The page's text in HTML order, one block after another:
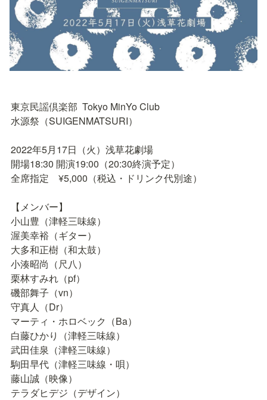
東京民謡倶楽部  Tokyo MinYo Club
水源祭（SUIGENMATSURI）
2022年5月17日（火）浅草花劇場
開場18:30 開演19:00（20:30終演予定）
全席指定　¥5,000（税込・ドリンク代別途）
【メンバー】
小山豊（津軽三味線）
渥美幸裕（ギター）
大多和正樹（和太鼓）
小湊昭尚（尺八）
栗林すみれ（pf）
磯部舞子（vn）
守真人（Dr）
マーティ・ホロベック（Ba）
白藤ひかり（津軽三味線）
武田佳泉（津軽三味線）
駒田早代（津軽三味線・唄）
藤山誠（映像）
テラダヒデジ（デザイン）